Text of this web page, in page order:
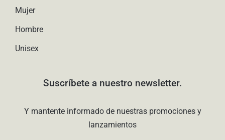
Mujer
Hombre
Unisex
Suscríbete a nuestro newsletter.
Y mantente informado de nuestras promociones y
lanzamientos